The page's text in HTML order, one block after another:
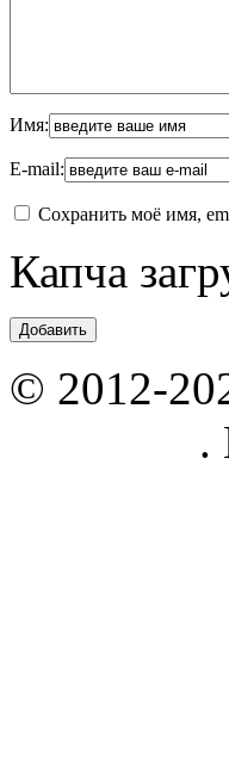
Имя:
E-mail:
Сохранить моё имя,
Капча
© 2012-
.